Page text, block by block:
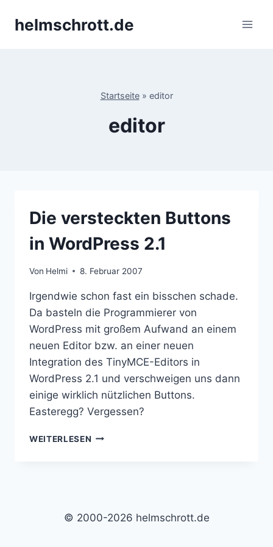
Inhalthelmschrott.de
Startseite» editor
editor
Die versteckten Buttons
in WordPress 2.1
Von Helmi 8. Februar 2007
Irgendwie schon fast ein bisschen schade.
Da basteln die Programmierer von
WordPress mit großem Aufwand an einem
neuen Editor bzw. an einer neuen
Integration des TinyMCE-Editors in
WordPress 2.1 und verschweigen uns dann
einige wirklich nützlichen Buttons.
Easteregg? Vergessen?
WEITERLESEN DIE
© 2000-2026 helmschrott.de